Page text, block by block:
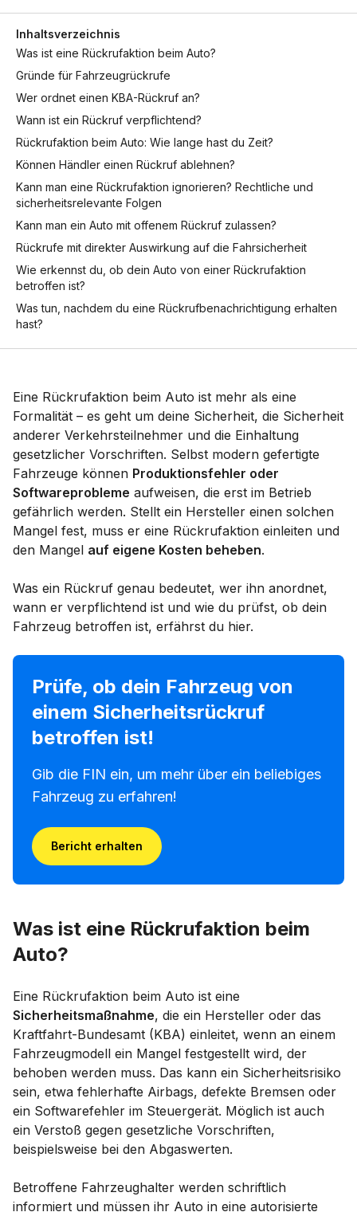
Inhaltsverzeichnis
Was ist eine Rückrufaktion beim Auto?
Gründe für Fahrzeugrückrufe
Wer ordnet einen KBA-Rückruf an?
Wann ist ein Rückruf verpflichtend?
Rückrufaktion beim Auto: Wie lange hast du Zeit?
Können Händler einen Rückruf ablehnen?
Kann man eine Rückrufaktion ignorieren? Rechtliche und
sicherheitsrelevante Folgen
Kann man ein Auto mit offenem Rückruf zulassen?
Rückrufe mit direkter Auswirkung auf die Fahrsicherheit
Wie erkennst du, ob dein Auto von einer Rückrufaktion
betroffen ist?
Was tun, nachdem du eine Rückrufbenachrichtigung erhalten
hast?
Eine Rückrufaktion beim Auto ist mehr als eine
Formalität – es geht um deine Sicherheit, die Sicherheit
anderer Verkehrsteilnehmer und die Einhaltung
gesetzlicher Vorschriften. Selbst modern gefertigte
Fahrzeuge können Produktionsfehler oder
Softwareprobleme aufweisen, die erst im Betrieb
gefährlich werden. Stellt ein Hersteller einen solchen
Mangel fest, muss er eine Rückrufaktion einleiten und
den Mangel auf eigene Kosten beheben.
Was ein Rückruf genau bedeutet, wer ihn anordnet,
wann er verpflichtend ist und wie du prüfst, ob dein
Fahrzeug betroffen ist, erfährst du hier.
Prüfe, ob dein Fahrzeug von
einem Sicherheitsrückruf
betroffen ist!
Gib die FIN ein, um mehr über ein beliebiges
Fahrzeug zu erfahren!
Bericht erhalten
Was ist eine Rückrufaktion beim
Auto?
Eine Rückrufaktion beim Auto ist eine
Sicherheitsmaßnahme, die ein Hersteller oder das
Kraftfahrt-Bundesamt (KBA) einleitet, wenn an einem
Fahrzeugmodell ein Mangel festgestellt wird, der
behoben werden muss. Das kann ein Sicherheitsrisiko
sein, etwa fehlerhafte Airbags, defekte Bremsen oder
ein Softwarefehler im Steuergerät. Möglich ist auch
ein Verstoß gegen gesetzliche Vorschriften,
beispielsweise bei den Abgaswerten.
Betroffene Fahrzeughalter werden schriftlich
informiert und müssen ihr Auto in eine autorisierte